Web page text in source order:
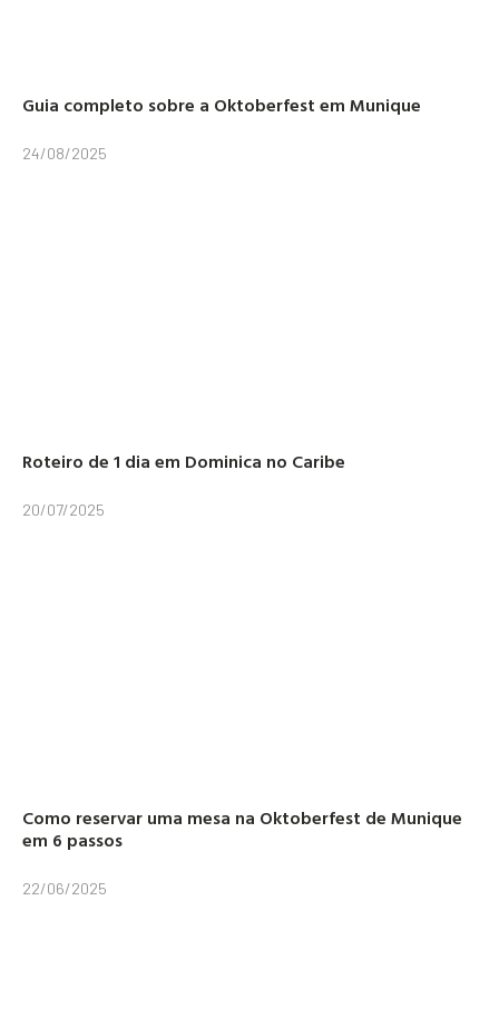
Guia completo sobre a Oktoberfest em Munique
24/08/2025
Roteiro de 1 dia em Dominica no Caribe
20/07/2025
Como reservar uma mesa na Oktoberfest de Munique
em 6 passos
22/06/2025